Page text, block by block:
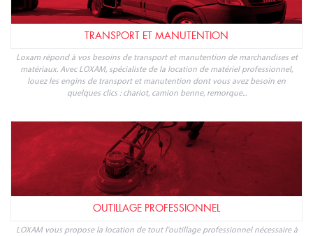
TRANSPORT ET MANUTENTION
Loxam répond à vos besoins de transport et manutention de marchandises et
matériaux. Avec LOXAM, spécialiste de la location de matériel professionnel,
louez les engins de transport et manutention dont vous avez besoin en
quelques clics : chariot, camion benne, remorque...
OUTILLAGE PROFESSIONNEL
LOXAM vous propose la location de tout l'outillage professionnel nécessaire à